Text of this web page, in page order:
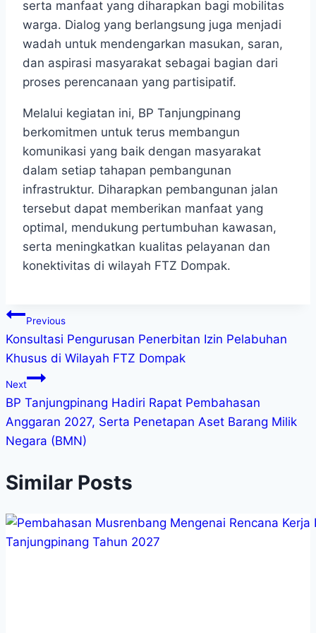
serta manfaat yang diharapkan bagi mobilitas
warga. Dialog yang berlangsung juga menjadi
wadah untuk mendengarkan masukan, saran,
dan aspirasi masyarakat sebagai bagian dari
proses perencanaan yang partisipatif.
Melalui kegiatan ini, BP Tanjungpinang
berkomitmen untuk terus membangun
komunikasi yang baik dengan masyarakat
dalam setiap tahapan pembangunan
infrastruktur. Diharapkan pembangunan jalan
tersebut dapat memberikan manfaat yang
optimal, mendukung pertumbuhan kawasan,
serta meningkatkan kualitas pelayanan dan
konektivitas di wilayah FTZ Dompak.
Previous
Konsultasi Pengurusan Penerbitan Izin Pelabuhan
Khusus di Wilayah FTZ Dompak
Next
BP Tanjungpinang Hadiri Rapat Pembahasan
Anggaran 2027, Serta Penetapan Aset Barang Milik
Negara (BMN)
Similar Posts